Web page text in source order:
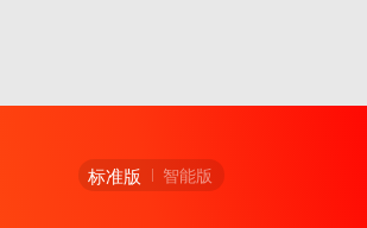
标准版 智能版